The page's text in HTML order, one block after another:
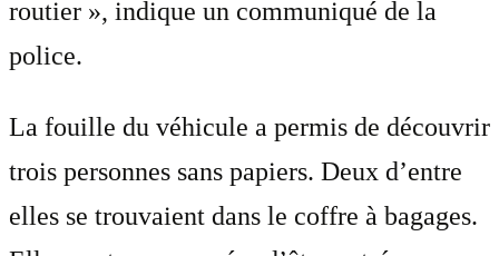
routier », indique un communiqué de la
police.
La fouille du véhicule a permis de découvrir
trois personnes sans papiers. Deux d’entre
elles se trouvaient dans le coffre à bagages.